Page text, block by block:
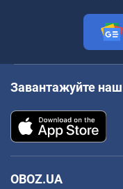
Завантажуйте
OBOZ.UA